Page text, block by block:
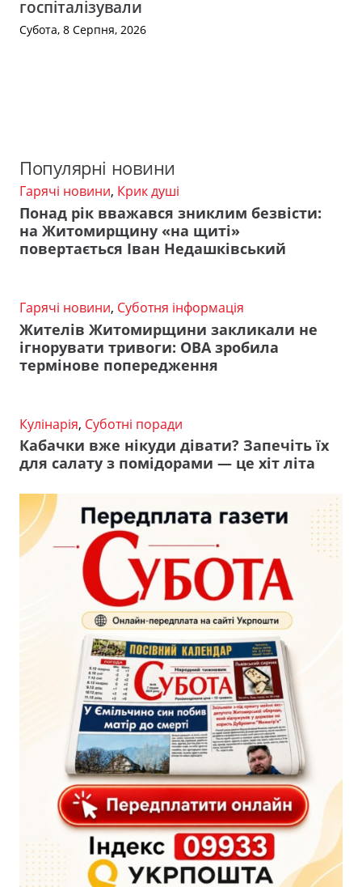
госпіталізували
Субота, 8 Серпня, 2026
Популярні новини
Гарячі новини, Крик душі
Понад рік вважався зниклим безвісти:
на Житомирщину «на щиті»
повертається Іван Недашківський
Гарячі новини, Суботня інформація
Жителів Житомирщини закликали не
ігнорувати тривоги: ОВА зробила
термінове попередження
Кулінарія, Суботні поради
Кабачки вже нікуди дівати? Запечіть їх
для салату з помідорами — це хіт літа